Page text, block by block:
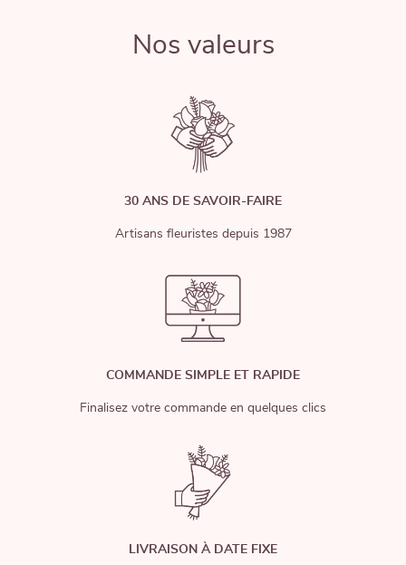
Nos valeurs
30 ANS DE SAVOIR-FAIRE
Artisans fleuristes depuis 1987
COMMANDE SIMPLE ET RAPIDE
Finalisez votre commande en quelques clics
LIVRAISON À DATE FIXE